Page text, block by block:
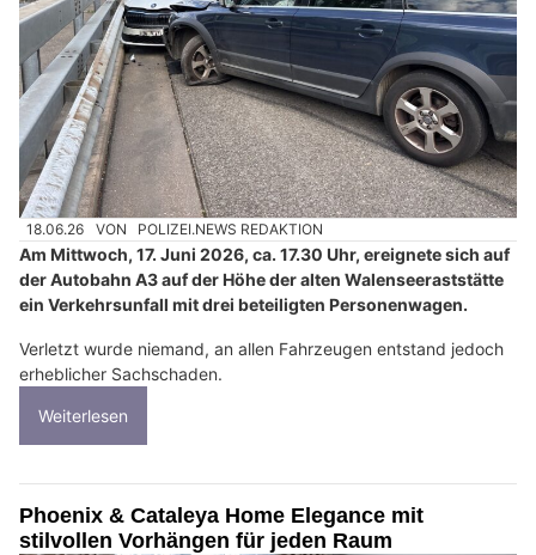
18.06.26 VON POLIZEI.NEWS REDAKTION
Am Mittwoch, 17. Juni 2026, ca. 17.30 Uhr, ereignete sich auf
der Autobahn A3 auf der Höhe der alten Walenseeraststätte
ein Verkehrsunfall mit drei beteiligten Personenwagen.
Verletzt wurde niemand, an allen Fahrzeugen entstand jedoch
erheblicher Sachschaden.
Weiterlesen
Phoenix & Cataleya Home Elegance mit
stilvollen Vorhängen für jeden Raum